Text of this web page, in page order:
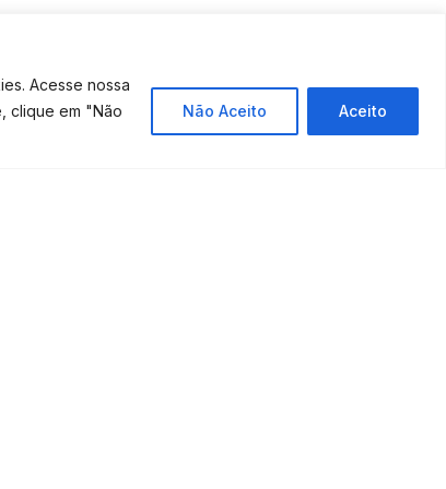
Acesse nossa
clique em "Não
Não Aceito Aceito